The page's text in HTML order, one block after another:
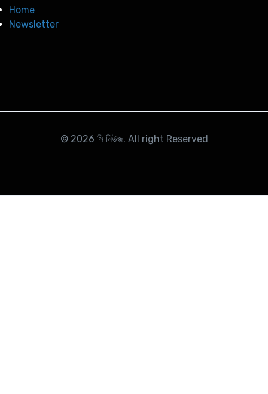
Home
Newsletter
© 2026 সি নিউজ. All right Reserved